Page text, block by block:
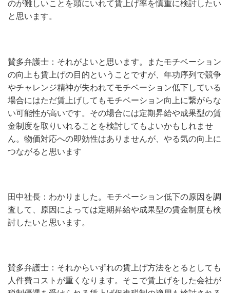
のが難しいことを頭にいれて賃上げ率を慎重に検討したい
と思います。
賛多弁護士：それがよいと思います。またモチベーション
の向上も賃上げの目的ということですが、年功序列で競争
やチャレンジ精神が失われてモチベーション低下している
場合にはただ賃上げしてもモチベーション向上に繋がらな
い可能性が高いです。その場合には定期昇給や成果型の賃
金制度を取りいれることを検討してもよいかもしれませ
ん。物価対応への即効性はありませんが、やる気の向上に
つながると思います
田中社長：わかりました。モチベーション低下の原因を調
査して、原因によっては定期昇給や成果型の賃金制度も検
討したいと思います。
賛多弁護士：それからいずれの賃上げ方法をとるとしても
人件費コストが重くなります。そこで賃上げをした会社が